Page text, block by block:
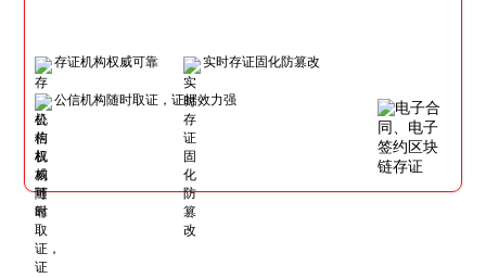
存证机构权威可靠 实时存证固化防篡改
公信机构随时取证，证据效力强